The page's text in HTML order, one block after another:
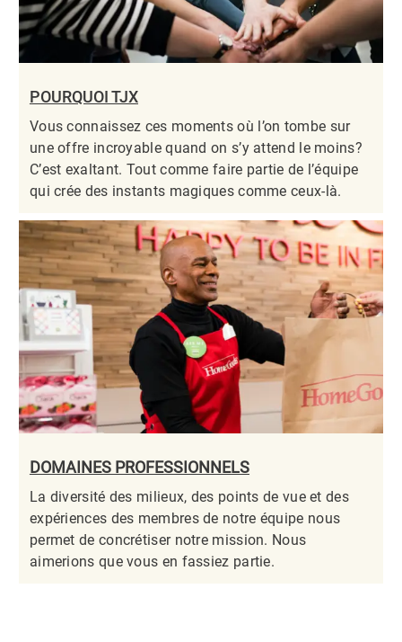
POURQUOI TJX
Vous connaissez ces moments où l’on tombe sur
une offre incroyable quand on s’y attend le moins?
C’est exaltant. Tout comme faire partie de l’équipe
qui crée des instants magiques comme ceux-là.​​​​​​​
DOMAINES PROFESSIONNELS
La diversité des milieux, des points de vue et des
expériences des membres de notre équipe nous
permet de concrétiser notre mission. Nous
aimerions que vous en fassiez partie.​​​​​​​